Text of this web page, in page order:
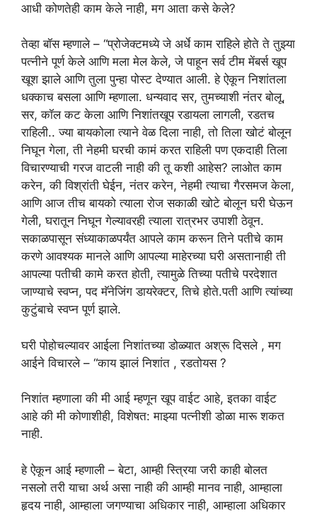
आधी कोणतेही काम केले नाही, मग आता कसे केले?
तेव्हा बॉस म्हणाले – “प्रोजेक्टमध्ये जे अर्धे काम राहिले होते ते तुझ्या
पत्नीने पूर्ण केले आणि मला मेल केले, जे पाहून सर्व टीम मेंबर्स खूप
खूश झाले आणि तुला पुन्हा पोस्ट देण्यात आली. हे ऐकून निशांतला
धक्काच बसला आणि म्हणाला. धन्यवाद सर, तुमच्याशी नंतर बोलू,
सर, कॉल कट केला आणि निशांतखूप रडायला लागली, रडतच
राहिली.. ज्या बायकोला त्याने वेळ दिला नाही, तो तिला खोटं बोलून
निघून गेला, ती नेहमी घरची कामं करत राहिली पण एकदाही तिला
विचारण्याची गरज वाटली नाही की तू कशी आहेस? लाओत काम
करेन, की विश्रांती घेईन, नंतर करेन, नेहमी त्याचा गैरसमज केला,
आणि आज तीच बायको त्याला रोज सकाळी खोटे बोलून घरी घेऊन
गेली, घरातून निघून गेल्यावरही त्याला रात्रभर उपाशी ठेवून.
सकाळपासून संध्याकाळपर्यंत आपले काम करून तिने पतीचे काम
करणे आवश्यक मानले आणि आपल्या माहेरच्या घरी असतानाही ती
आपल्या पतीची कामे करत होती, त्यामुळे तिच्या पतीचे परदेशात
जाण्याचे स्वप्न, पद मॅनेजिंग डायरेक्टर, तिचे होते.पती आणि त्यांच्या
कुटुंबाचे स्वप्न पूर्ण झाले.
घरी पोहोचल्यावर आईला निशांतच्या डोळ्यात अश्रू दिसले , मग
आईने विचारले – “काय झालं निशांत , रडतोयस ?
निशांत म्हणाला की मी आई म्हणून खूप वाईट आहे, इतका वाईट
आहे की मी कोणाशीही, विशेषत: माझ्या पत्नीशी डोळा मारू शकत
नाही.
हे ऐकून आई म्हणाली – बेटा, आम्ही स्त्रिया जरी काही बोलत
नसलो तरी याचा अर्थ असा नाही की आम्ही मानव नाही, आम्हाला
हृदय नाही, आम्हाला जगण्याचा अधिकार नाही, आम्हाला अधिकार